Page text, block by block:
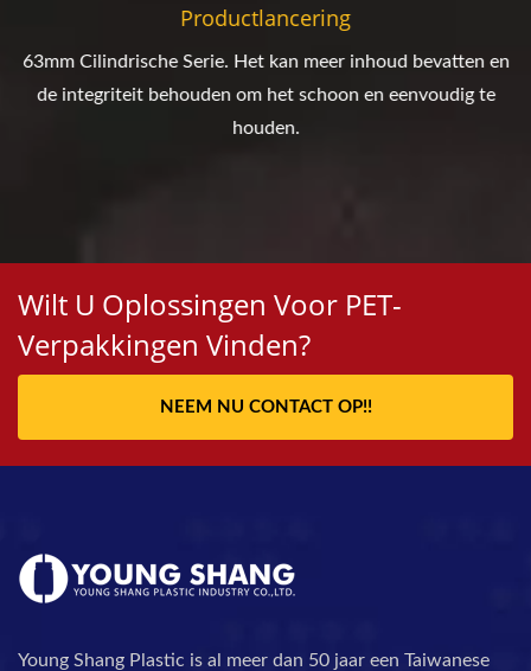
Productlancering
63mm Cilindrische Serie. Het kan meer inhoud bevatten en
de integriteit behouden om het schoon en eenvoudig te
houden.
Wilt U Oplossingen Voor PET-
Verpakkingen Vinden?
NEEM NU CONTACT OP!!
Young Shang Plastic is al meer dan 50 jaar een Taiwanese